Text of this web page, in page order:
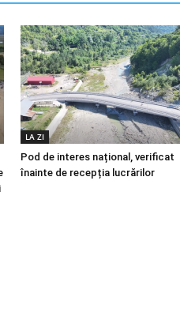
LA ZI
Pod de interes național, verificat
înainte de recepția lucrărilor